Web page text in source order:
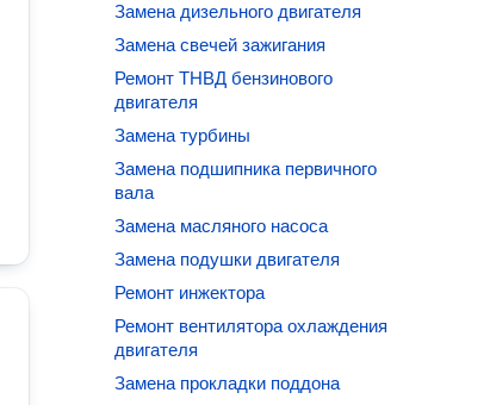
Замена дизельного двигателя
Замена свечей зажигания
Ремонт ТНВД бензинового
двигателя
Замена турбины
Замена подшипника первичного
вала
Замена масляного насоса
Замена подушки двигателя
Ремонт инжектора
Ремонт вентилятора охлаждения
двигателя
Замена прокладки поддона